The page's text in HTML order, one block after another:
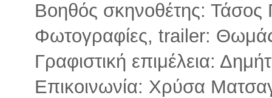
Βοηθός σκηνοθέτης: Τάσος
Φωτογραφίες, trailer:
Γραφιστική επιμέλεια:
Επικοινωνία: Χρύσα